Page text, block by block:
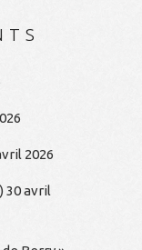
2026
30 avril